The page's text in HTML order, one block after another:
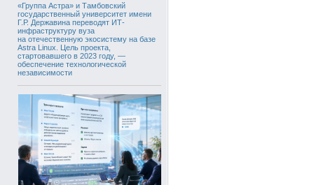
«Группа Астра» и Тамбовский
государственный университет имени
Г.Р. Державина переводят ИТ-
инфраструктуру вуза
на отечественную экосистему на базе
Astra Linux. Цель проекта,
стартовавшего в 2023 году, —
обеспечение технологической
независимости